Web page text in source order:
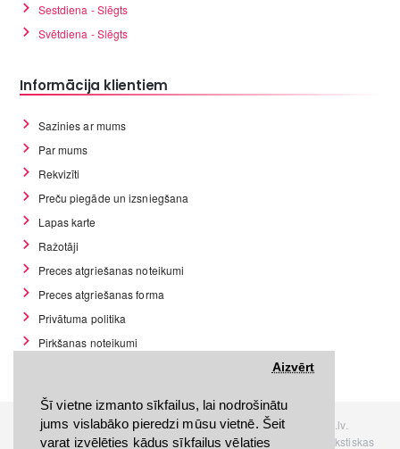
Šī vietne izmanto sīkfailus, lai nodrošinātu
jums vislabāko pieredzi mūsu vietnē. Šeit
varat izvēlēties kādus sīkfailus vēlaties
Aizvērt
Sestdiena - Slēgts
Svētdiena - Slēgts
Informācija klientiem
Sazinies ar mums
Par mums
Rekvizīti
Preču piegāde un izsniegšana
Lapas karte
Ražotāji
Preces atgriešanas noteikumi
Preces atgriešanas forma
Privātuma politika
Pirkšanas noteikumi
Visas tiesības rezervētas. Interneta veikals www.Discomania.lv.
Jebkuras Discomania.lv informācijas pārpublicēšana, bez rakstiskas